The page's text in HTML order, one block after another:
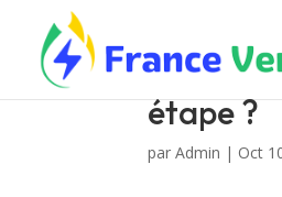
étape ?
parAdmin | Oct